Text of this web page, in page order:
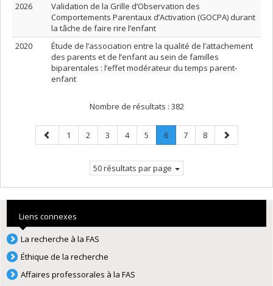
2026
Validation de la Grille d’Observation des
Comportements Parentaux d’Activation (GOCPA) durant
la tâche de faire rire l’enfant
2020
Étude de l’association entre la qualité de l’attachement
des parents et de l’enfant au sein de familles
biparentales : l’effet modérateur du temps parent-
enfant
Nombre de résultats : 382
Page
précédente
Page
1 Page
2 Page
3 Page
4 Page
5 Page
6.
Page
Page
7 Page
8
Page
suivante
50 résultats par page
Liens connexes
La recherche à la FAS
Éthique de la recherche
Affaires professorales à la FAS